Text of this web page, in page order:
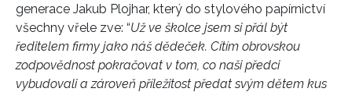
generace Jakub Plojhar, který do stylového papírnictví
všechny vřele zve: “Už ve školce jsem si přál být
ředitelem firmy jako náš dědeček. Cítím obrovskou
zodpovědnost pokračovat v tom, co naši předci
vybudovali a zároveň příležitost předat svým dětem kus